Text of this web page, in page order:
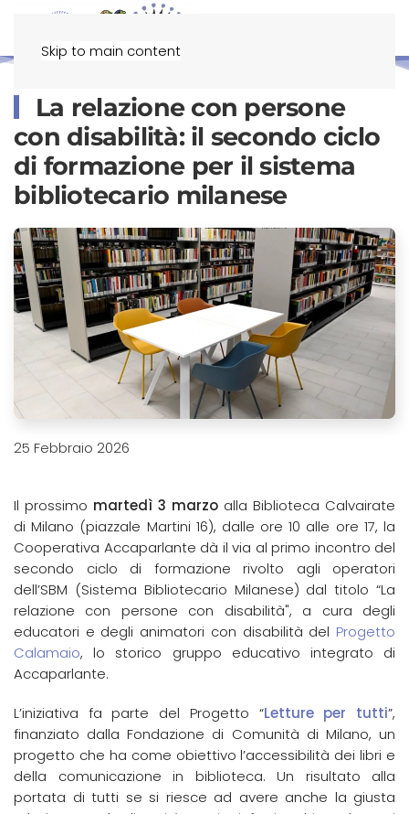
Skip to main content
La relazione con persone
con disabilità: il secondo ciclo
di formazione per il sistema
bibliotecario milanese
25 Febbraio 2026
Il prossimo martedì 3 marzo alla Biblioteca Calvairate
di Milano (piazzale Martini 16), dalle ore 10 alle ore 17, la
Cooperativa Accaparlante dà il via al primo incontro del
secondo ciclo di formazione rivolto agli operatori
dell’SBM (Sistema Bibliotecario Milanese) dal titolo “La
relazione con persone con disabilità", a cura degli
educatori e degli animatori con disabilità del Progetto
Calamaio, lo storico gruppo educativo integrato di
Accaparlante.
L’iniziativa fa parte del Progetto “Letture per tutti”,
finanziato dalla Fondazione di Comunità di Milano, un
progetto che ha come obiettivo l’accessibilità dei libri e
della comunicazione in biblioteca. Un risultato alla
portata di tutti se si riesce ad avere anche la giusta